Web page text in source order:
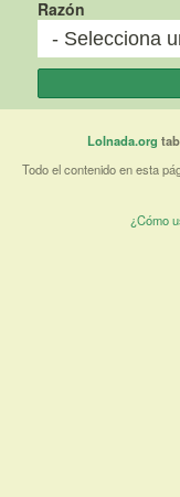
Razón
Lolnada.org
Todo el contenido en esta
¿Cómo